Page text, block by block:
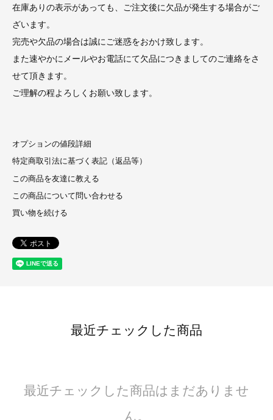
在庫ありの表示があっても、ご注文後に欠品が発生する場合がご
ざいます。
完売や欠品の場合は誠にご迷惑をおかけ致します。
また速やかにメールやお電話にて欠品につきましてのご連絡をさ
せて頂きます。
ご理解の程よろしくお願い致します。
オプションの値段詳細
特定商取引法に基づく表記（返品等）
この商品を友達に教える
この商品について問い合わせる
買い物を続ける
最近チェックした商品
最近チェックした商品はまだありませ
ん。